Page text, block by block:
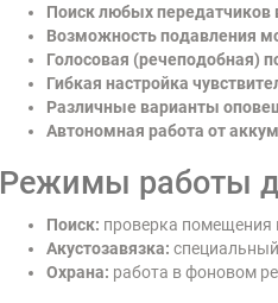
Поиск любых передатчиков
Возможность подавления
Голосовая (речеподобная)
Гибкая настройка
Различные варианты
Автономная работа от
Режимы работы
Поиск: проверка помещения
Акустозавязка:
Охрана: работа в фоновом